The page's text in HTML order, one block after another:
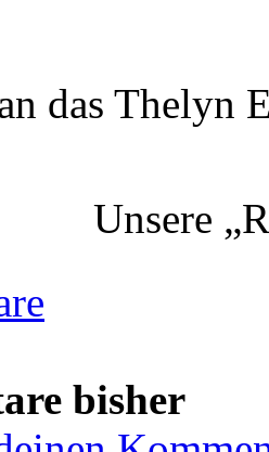
das Thelyn
Unsere
bisher